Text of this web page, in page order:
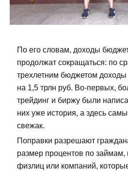
По его словам, доходы
продолжат сокращаться: по
трехлетним бюджетом доходы
на 1,5 трлн руб. Во-первых,
трейдинг и биржу были
них уже история, а здесь
свежак.
Поправки разрешают
размер процентов по займам,
физлиц или компаний,